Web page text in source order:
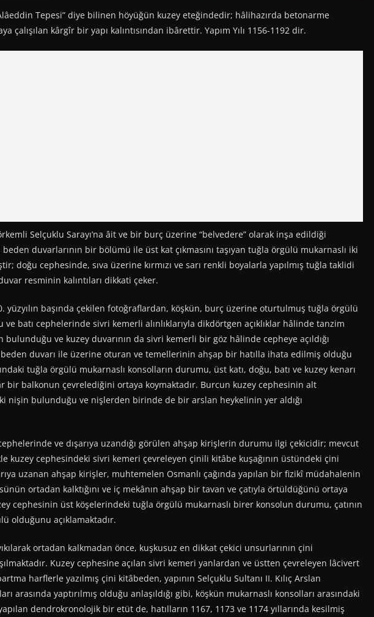
Tepesi” diye bilinen höyüğün kuzey eteğindedir; hâlihazırda betonarme
çalışılan kârgîr bir yapı kalıntısından ibârettir. Yapım Yılı 1156-1192 dir.
Selçuklu Sarayı’na âit ve bir burç üzerine “belvedere” olarak inşa edildiği
duvarlarının bir bölümü ile üst kat çıkmasını taşıyan tuğla örgülü mukarnaslı iki
doğu cephesinde, sıva üzerine kırmızı ve sarı renkli boyalarla yapılmış tuğla taklidi
resminin kalıntıları dikkati çeker.
yüzyılın başında çekilen fotoğraflardan, köşkün, burç üzerine oturtulmuş tuğla örgülü
ve batı cephelerinde sivri kemerli alınlıklarıyla dikdörtgen açıklıklar hâlinde tanzim
ve kuzey duvarının da sivri kemerli bir göz hâlinde cepheye açıldığı
beden duvarı ile üzerine oturan ve temellerinin ahşap bir hatılla ihata edilmiş olduğu
tuğla örgülü mukarnaslı konsolların durumu, üst katı, doğu, batı ve kuzey kenarı
bir balkonun çevrelediğini ortaya koymaktadır. Burcun kuzey cephesinin alt
nişin bulunduğu ve nişlerden birinde de bir arslan heykelinin yer aldığı
ve dışarıya uzandığı görülen ahşap kirişlerin durumu ilgi çekicidir; mevcut
kuzey cephesindeki sivri kemeri çevreleyen çinili kitâbe kuşağının üstündeki çini
uzanan ahşap kirişler, muhtemelen Osmanlı çağında yapılan bir fizikî müdahalenin
ortadan kalktığını ve iç mekânın ahşap bir tavan ve çatıyla örtüldüğünü ortaya
cephesinin üst köşelerindeki tuğla örgülü mukarnaslı birer konsolun durumu, çatının
olduğunu açıklamaktadır.
ortadan kalkmadan önce, kuşkusuz en dikkat çekici unsurlarının çini
Kuzey cephesine açılan sivri kemeri yanlardan ve üstten çevreleyen lâcivert
harflerle yazılmış çini kitâbeden, yapının Selçuklu Sultanı II. Kılıç Arslan
arasında yaptırılmış olduğu anlaşıldığı gibi, köşkün mukarnaslı konsolları arasındaki
dendrokronolojik bir etüt de, hatılların 1167, 1173 ve 1174 yıllarında kesilmiş